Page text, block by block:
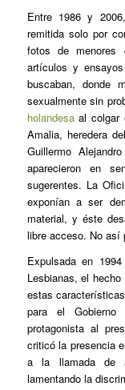
Entre 1986 y
remitida solo por
fotos de
artículos y
buscaban, donde
sexualmente sin
holandesaal colgar
Amalia, heredera
Guillermo
aparecieron en
sugerentes. La
exponían a ser
material, y éste
libre acceso. No así
Expulsada en
Lesbianas, el
estas
para el
protagonista al
criticó la presencia
a la llamada de
lamentando la